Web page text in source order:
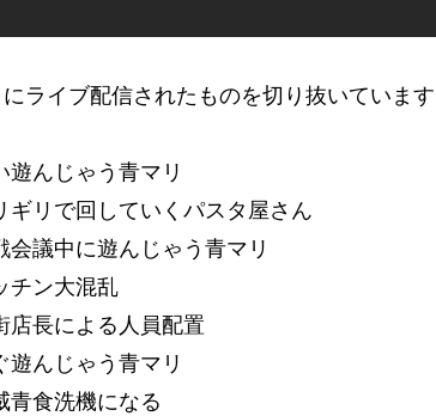
ライブ配信されたものを切り抜いています
遊んじゃう青マリ
ギリで回していくパスタ屋さん
会議中に遊んじゃう青マリ
チン大混乱
店長による人員配置
遊んじゃう青マリ
青食洗機になる